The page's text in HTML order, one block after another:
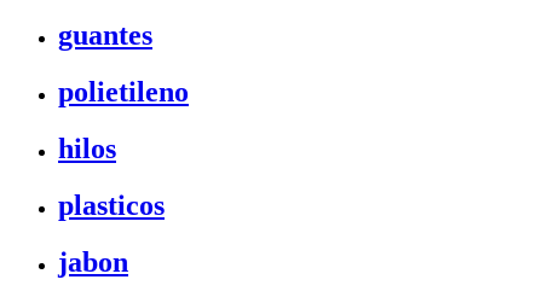
guantes
polietileno
hilos
plasticos
jabon